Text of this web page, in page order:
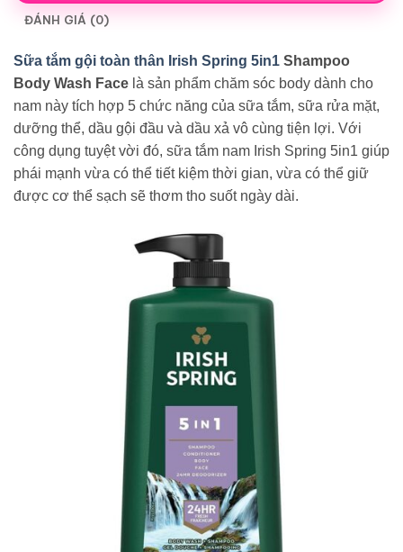
ĐÁNH GIÁ (0)
Sữa tắm gội toàn thân Irish Spring 5in1 Shampoo
Body Wash Face là sản phẩm chăm sóc body dành cho
nam này tích hợp 5 chức năng của sữa tắm, sữa rửa mặt,
dưỡng thể, dầu gội đầu và dầu xả vô cùng tiện lợi. Với
công dụng tuyệt vời đó, sữa tắm nam Irish Spring 5in1 giúp
phái mạnh vừa có thể tiết kiệm thời gian, vừa có thể giữ
được cơ thể sạch sẽ thơm tho suốt ngày dài.